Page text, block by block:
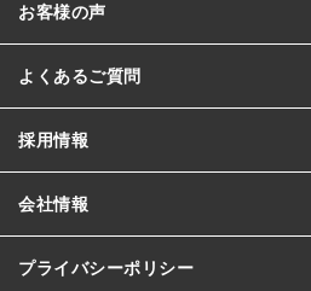
お客様の声
よくあるご質問
採用情報
会社情報
プライバシーポリシー